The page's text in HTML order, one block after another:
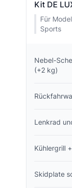
Kit DE
Für
Sports
Nebel-
(+2 kg)
Lenkrad
Kühlergrill
Skidplate